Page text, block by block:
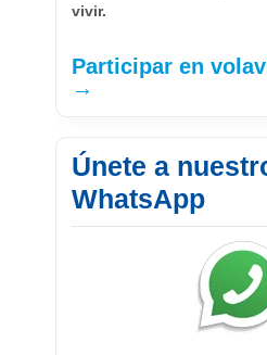
vivir.
Participar en
→
Únete a
WhatsApp